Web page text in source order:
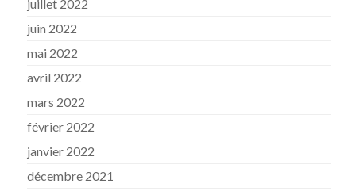
juillet 2022
juin 2022
mai 2022
avril 2022
mars 2022
février 2022
janvier 2022
décembre 2021